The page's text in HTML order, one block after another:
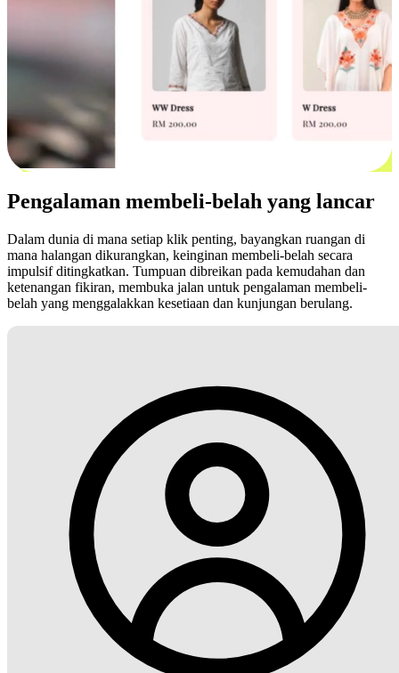
Pengalaman membeli-belah yang lancar
Dalam dunia di mana setiap klik penting, bayangkan ruangan di
mana halangan dikurangkan, keinginan membeli-belah secara
impulsif ditingkatkan. Tumpuan dibreikan pada kemudahan dan
ketenangan fikiran, membuka jalan untuk pengalaman membeli-
belah yang menggalakkan kesetiaan dan kunjungan berulang.